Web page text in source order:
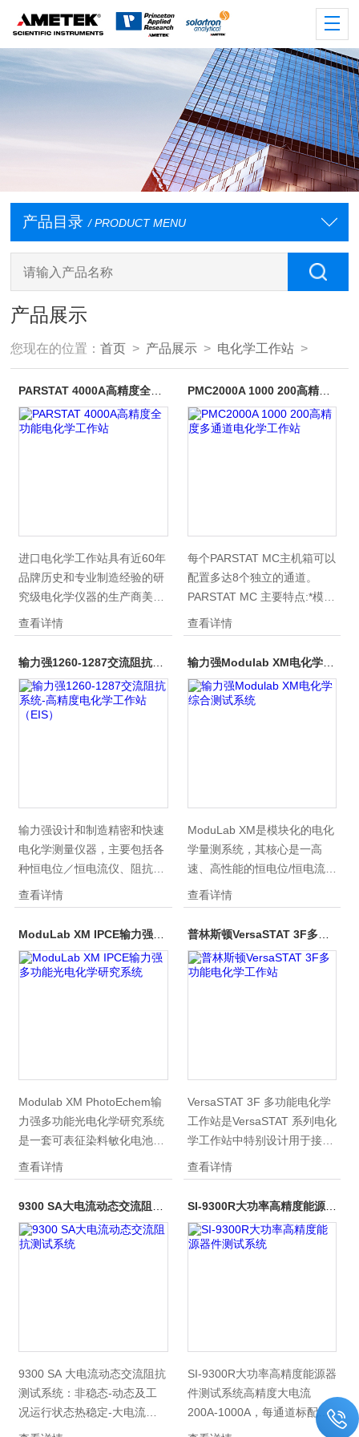
产品目录 / PRODUCT MENU
产品展示
您现在的位置：首页 > 产品展示 > 电化学工作站 >
进口电化学工作站具有近60年
品牌历史和专业制造经验的研
究级电化学仪器的生产商美国
普林斯顿应用研究，推出的
PARSTAT 4000+是一款的电
化学系统，以其Z杰出的技术
抗扩展至10MHz, 电流标配
4A，标配浮地等功能。*应用
技。
查看详情
PMC2000A 1000 200高精度多通道电化学工作站
每个PARSTAT MC主机箱可以
配置多达8个独立的通道。
PARSTAT MC 主要特点:*模块
设计PMC-500模块：
500mA~2μAPMC-1000模
块：2 A ～ 4 nA （120 fA 分
+/-30V极化电位及槽压
查看详情
输力强设计和制造精密和快速
电化学测量仪器，主要包括各
种恒电位／恒电流仪、阻抗分
析仪、多路转换器、多通道恒
电位／恒电流仪、多路阻抗分
析仪以及Zplot/CorrWare电化
流阻抗系统-高精度电化学工
查看详情
输力强Modulab XM电化学综合测试系统
ModuLab XM是模块化的电化
学量测系统，其核心是一高
速、高性能的恒电位/恒电流
仪，能精准地进行控制和测
量。有一系列模块供选购，以
使电化学测试系统符合特殊应
发、电化学分析、纳米技术及
查看详情
Modulab XM PhotoEchem输
力强多功能光电化学研究系统
是一套可表征染料敏化电池的
整体集成式光学测试系统。而
且该体系可用于可见光谱-光
电化学领域的研究，例如，氧
域的测试技术，包括：
于对频域测试技术比较陌生的
使用者。
查看详情
普林斯顿VersaSTAT 3F多功能电化学工作站
VersaSTAT 3F 多功能电化学
工作站是VersaSTAT 系列电化
学工作站中特别设计用于接地
样品的应用。
查看详情
9300 SA 大电流动态交流阻抗
测试系统：非稳态-动态及工
况运行状态热稳定-大电流发
热温度漂移安全性-确保人设
SI-9300R大功率高精度能源器件测试系统
SI-9300R大功率高精度能源器
件测试系统高精度大电流
200A-1000A，每通道标配交
流阻抗EIS，并支持三电极正